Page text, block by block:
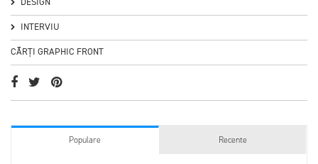
INTERVIU
CĂRȚI GRAPHIC FRONT
Populare Recente